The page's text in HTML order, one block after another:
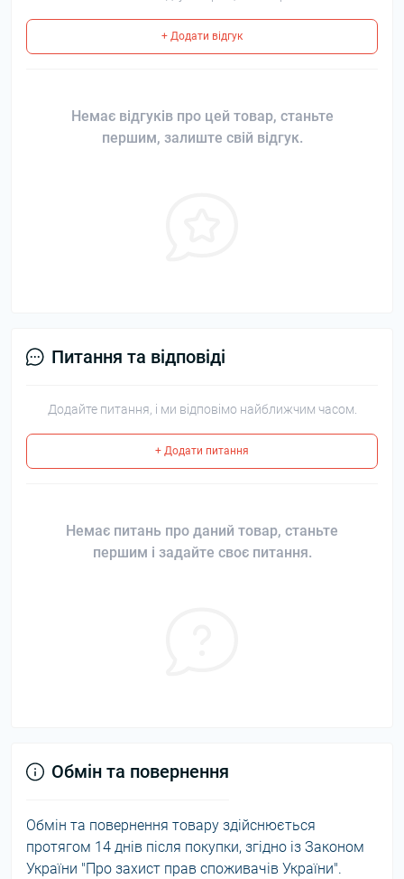
+ Додати відгук
Немає відгуків про цей товар, станьте
першим, залиште свій відгук.
Питання та відповіді
Додайте питання, і ми відповімо найближчим часом.
+ Додати питання
Немає питань про даний товар, станьте
першим і задайте своє питання.
Обмін та повернення
Обмін та повернення товару здійснюється
протягом 14 днів після покупки, згідно із Законом
України "Про захист прав споживачів України".